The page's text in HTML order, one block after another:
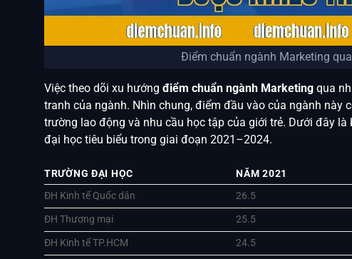
Điểm chuẩn ngành Marketing
Việc theo dõi xu hướng điểm chuẩn ngành Marketing qua
tranh của ngành. Nhìn chung, điểm đầu vào của ngành
trường lao động và nhu cầu học tập của giới trẻ. Dưới đây là
đại học tiêu biểu trong giai đoạn 2021–2024.
TRƯỜNG ĐẠI HỌC NĂM 2021
ĐH Kinh tế Quốc dân
26.5
ĐH Thương mại
25.5
ĐH Kinh tế TP.HCM
24.5